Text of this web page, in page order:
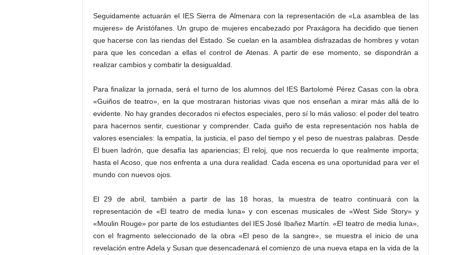
Seguidamente actuarán el IES Sierra de Almenara con la representación de «La asamblea de las
mujeres» de Aristófanes. Un grupo de mujeres encabezado por Praxágora ha decidido que tienen
que hacerse con las riendas del Estado. Se cuelan en la asamblea disfrazadas de hombres y votan
para que les concedan a ellas el control de Atenas. A partir de ese momento, se dispondrán a
realizar cambios y combatir la desigualdad.
Para finalizar la jornada, será el turno de los alumnos del IES Bartolomé Pérez Casas con la obra
«Guiños de teatro», en la que mostraran historias vivas que nos enseñan a mirar más allá de lo
evidente. No hay grandes decorados ni efectos especiales, pero sí lo más valioso: el poder del teatro
para hacernos sentir, cuestionar y comprender. Cada guiño de esta representación nos habla de
valores esenciales: la empatía, la justicia, el paso del tiempo y el peso de nuestras palabras. Desde
El buen ladrón, que desafía las apariencias; El reloj, que nos recuerda lo que realmente importa;
hasta el Acoso, que nos enfrenta a una dura realidad. Cada escena es una oportunidad para ver el
mundo con nuevos ojos.
El 29 de abril, también a partir de las 18 horas, la muestra de teatro continuará con la
representación de «El teatro de media luna» y con escenas musicales de «West Side Story» y
«Moulin Rouge» por parte de los estudiantes del IES José Ibañez Martín. «El teatro de media luna»,
con el fragmento seleccionado de la obra «El peso de la sangre», se muestra el inicio de una
revelación entre Adela y Susan que desencadenará el comienzo de una nueva etapa en la vida de la